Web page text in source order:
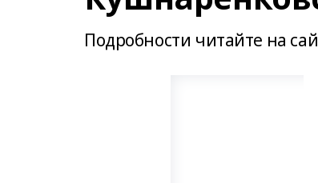
Подробности читайте на